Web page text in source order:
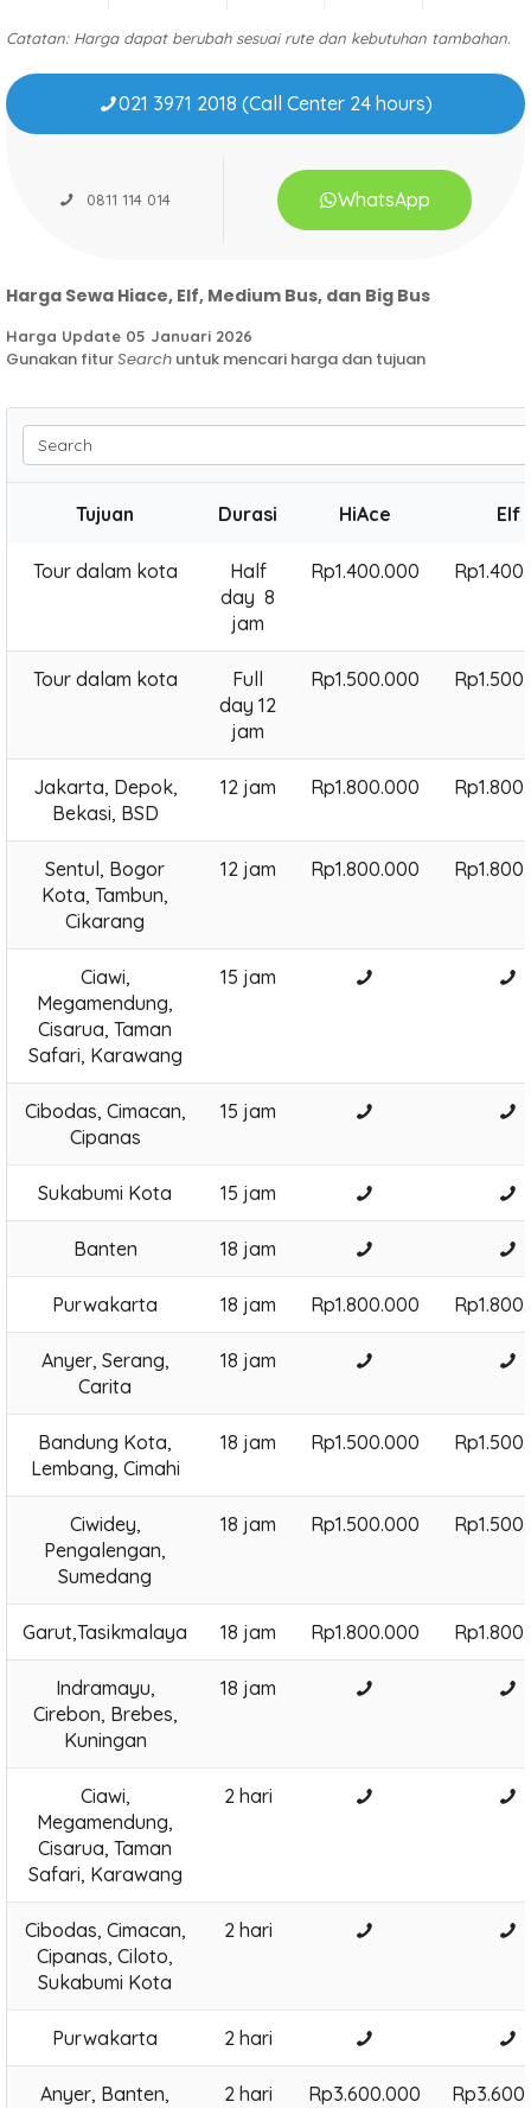
Catatan: Harga dapat berubah sesuai rute dan kebutuhan tambahan.
021 3971 2018 (Call Center 24 hours)
0811 114 014 WhatsApp
Harga Sewa Hiace, Elf, Medium Bus, dan Big Bus
Harga Update 05 Januari 2026
Gunakan fiturSearch untuk mencari harga dan tujuan
Search
Tujuan Durasi HiAce Elf
Tour dalam kota
Half
day 8
jam
Rp1.400.000
Tour dalam kota
Full
day 12
jam
Rp1.500.000
Jakarta, Depok,
Bekasi, BSD
12 jam Rp1.800.000
Sentul, Bogor
Kota, Tambun,
Cikarang
12 jam Rp1.800.000
Ciawi,
Megamendung,
Cisarua, Taman
Safari, Karawang
15 jam
Cibodas, Cimacan,
Cipanas
15 jam
Sukabumi Kota 15 jam
Banten 18 jam
Purwakarta 18 jam Rp1.800.000
Anyer, Serang,
Carita
18 jam
Bandung Kota,
Lembang, Cimahi
18 jam Rp1.500.000
Ciwidey,
Pengalengan,
Sumedang
18 jam Rp1.500.000
Garut,Tasikmalaya 18 jam Rp1.800.000
Indramayu,
Cirebon, Brebes,
Kuningan
18 jam
Ciawi,
Megamendung,
Cisarua, Taman
Safari, Karawang
2 hari
Cibodas, Cimacan,
Cipanas, Ciloto,
Sukabumi Kota
2 hari
Purwakarta 2 hari
Anyer, Banten, 2 hari Rp3.600.000